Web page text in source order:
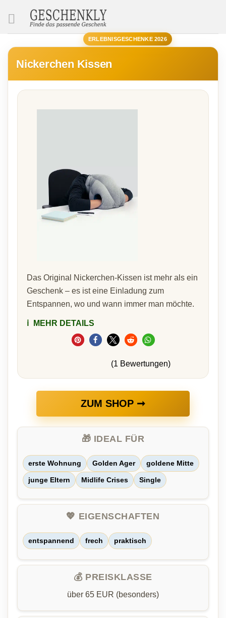
ERLEBNISGESCHENKE 2026
Nickerchen Kissen
Das Original Nickerchen-Kissen ist mehr als ein
Geschenk – es ist eine Einladung zum
Entspannen, wo und wann immer man möchte.
ℹ️ MEHR DETAILS
(1 Bewertungen)
ZUM SHOP ➞
🎁 IDEAL FÜR
erste Wohnung Golden Ager goldene Mitte
junge Eltern Midlife Crises Single
💖 EIGENSCHAFTEN
entspannend frech praktisch
💰 PREISKLASSE
über 65 EUR (besonders)